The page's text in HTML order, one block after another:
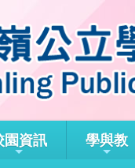
園資訊 學與教